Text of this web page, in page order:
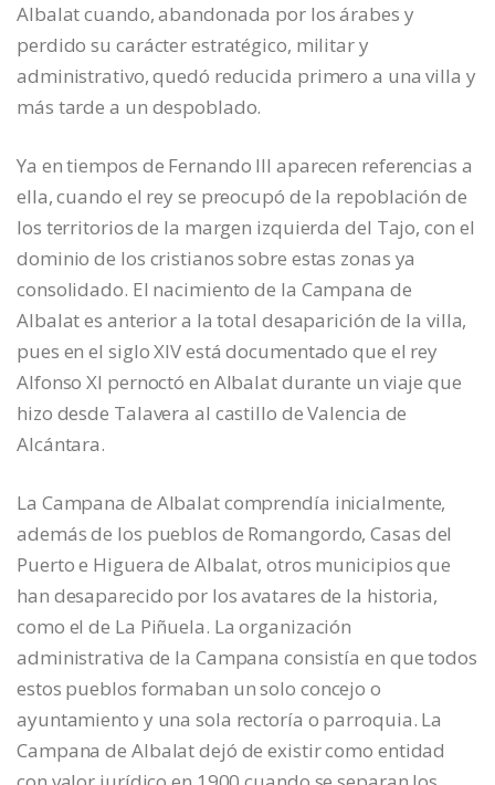
Albalat cuando, abandonada por los árabes y
perdido su carácter estratégico, militar y
administrativo, quedó reducida primero a una villa y
más tarde a un despoblado.
Ya en tiempos de Fernando III aparecen referencias a
ella, cuando el rey se preocupó de la repoblación de
los territorios de la margen izquierda del Tajo, con el
dominio de los cristianos sobre estas zonas ya
consolidado. El nacimiento de la Campana de
Albalat es anterior a la total desaparición de la villa,
pues en el siglo XIV está documentado que el rey
Alfonso XI pernoctó en Albalat durante un viaje que
hizo desde Talavera al castillo de Valencia de
Alcántara.
La Campana de Albalat comprendía inicialmente,
además de los pueblos de Romangordo, Casas del
Puerto e Higuera de Albalat, otros municipios que
han desaparecido por los avatares de la historia,
como el de La Piñuela. La organización
administrativa de la Campana consistía en que todos
estos pueblos formaban un solo concejo o
ayuntamiento y una sola rectoría o parroquia. La
Campana de Albalat dejó de existir como entidad